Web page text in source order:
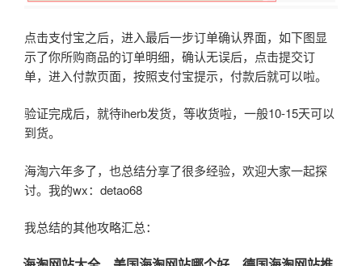
点击支付宝之后，进入最后一步订单确认界面，如下图显
示了你所购商品的订单明细，确认无误后，点击提交订
单，进入付款页面，按照支付宝提示，付款后就可以啦。
验证完成后，就待iherb发货，等收货啦，一般10-15天可以
到货。
海淘六年多了，也总结分享了很多经验，欢迎大家一起探
讨。我的wx：detao68
我总结的其他攻略汇总：